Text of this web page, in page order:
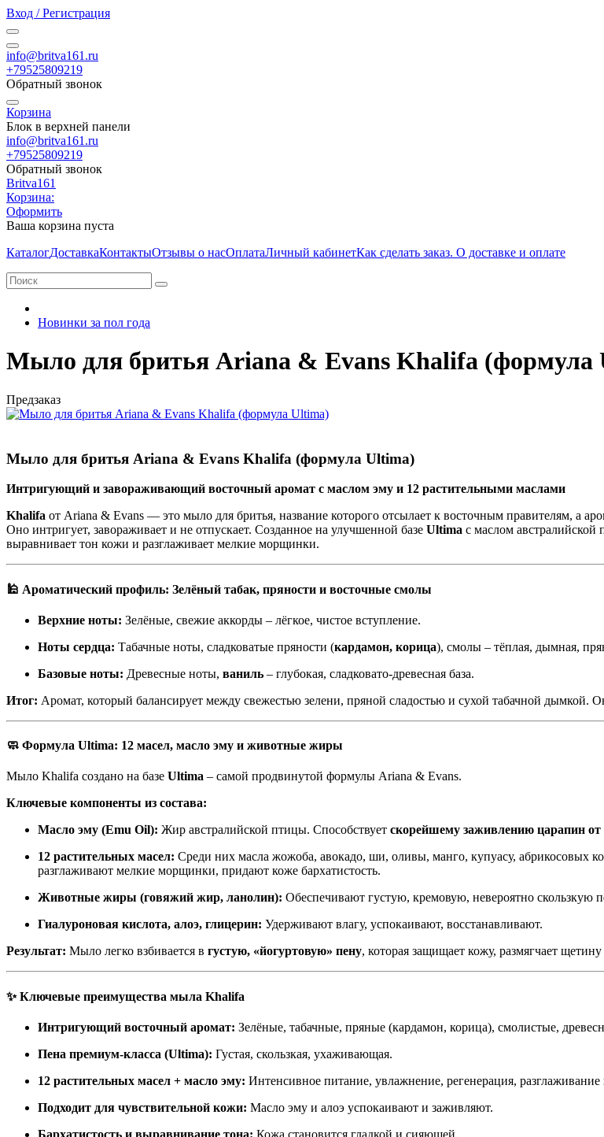
Вход / Регистрация
info@britva161.ru
+79525809219
Обратный звонок
Корзина
Блок в верхней панели
info@britva161.ru
+79525809219
Обратный звонок
Britva161
Корзина:
Оформить
Ваша корзина пуста
КаталогДоставкаКонтактыОтзывы о насОплатаЛичный кабинетКак сделать заказ. О доставке и оплате
Новинки за пол года
Мыло для бритья Ariana & Evans Khalifa (формула
Предзаказ
Мыло для бритья Ariana & Evans Khalifa (формула Ultima)
Интригующий и завораживающий восточный аромат с маслом эму и 12 растительными маслами
Khalifa от Ariana & Evans — это мыло для бритья, название которого отсылает к восточным правителям, а
Оно интригует, завораживает и не отпускает. Созданное на улучшенной базе Ultima с маслом
выравнивает тон кожи и разглаживает мелкие морщинки.
🕌 Ароматический профиль: Зелёный табак, пряности и восточные смолы
Верхние ноты: Зелёные, свежие аккорды – лёгкое, чистое вступление.
Ноты сердца: Табачные ноты, сладковатые пряности (кардамон, корица), смолы – тёплая, дымная,
Базовые ноты: Древесные ноты, ваниль – глубокая, сладковато-древесная база.
Итог: Аромат, который балансирует между свежестью зелени, пряной сладостью и сухой табачной дымкой.
🧼 Формула Ultima: 12 масел, масло эму и животные жиры
Мыло Khalifa создано на базе Ultima – самой продвинутой формулы Ariana & Evans.
Ключевые компоненты из состава:
Масло эму (Emu Oil): Жир австралийской птицы. Способствует скорейшему заживлению царапин от
12 растительных масел: Среди них масла жожоба, авокадо, ши, оливы, манго, купуасу, абрикосовых
разглаживают мелкие морщинки, придают коже бархатистость.
Животные жиры (говяжий жир, ланолин): Обеспечивают густую, кремовую, невероятно скользкую
Гиалуроновая кислота, алоэ, глицерин: Удерживают влагу, успокаивают, восстанавливают.
Результат: Мыло легко взбивается в густую, «йогуртовую» пену, которая защищает кожу, размягчает
✨ Ключевые преимущества мыла Khalifa
Интригующий восточный аромат: Зелёные, табачные, пряные (кардамон, корица), смолистые,
Пена премиум-класса (Ultima): Густая, скользкая, ухаживающая.
12 растительных масел + масло эму: Интенсивное питание, увлажнение, регенерация,
Подходит для чувствительной кожи: Масло эму и алоэ успокаивают и заживляют.
Бархатистость и выравнивание тона: Кожа становится гладкой и сияющей.